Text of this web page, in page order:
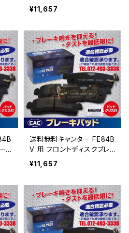
ャ
キパッド左右 ＰＡ513 （CA
C）/専用グリス付Ｗキャリパ
¥11,657
送料無料キャンター FE84B
V 用 フロントディスクブレ
ーキパッド左右 ＰＡ513
（CAC）/専用グリス付Ｗキャ
¥11,657